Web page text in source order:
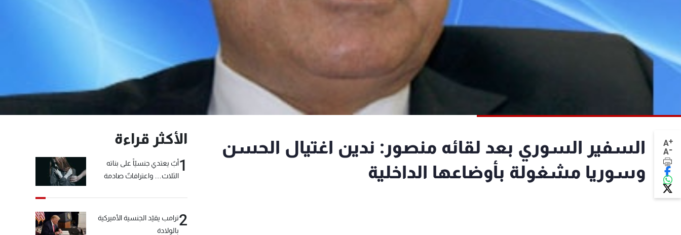
A+
A-
السفير السوري بعد لقائه منصور: ندين اغتيال الحسن
وسوريا مشغولة بأوضاعها الداخلية
الأكثر قراءة
1أبٌ يعتدي جنسيّاً على بناته
الثلاث… واعترافاتٌ صادمة
2ترامب يقيّد الجنسية الأميركية
بالولادة